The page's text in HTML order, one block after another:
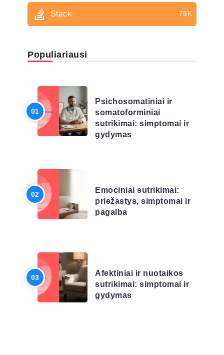
Stack 75K
Populiariausi
Psichosomatiniai ir
somatoforminiai
sutrikimai: simptomai ir
gydymas
Emociniai sutrikimai:
priežastys, simptomai ir
pagalba
Afektiniai ir nuotaikos
sutrikimai: simptomai ir
gydymas